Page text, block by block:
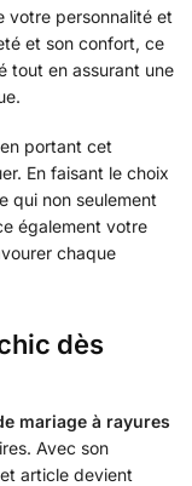
votre personnalité et
et son confort, ce
tout en assurant une
portant cet
En faisant le choix
qui non seulement
également votre
chaque
dès
mariage à rayures
Avec son
article devient